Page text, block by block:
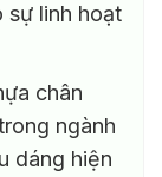
sự linh hoạt
chân
ngành
dáng hiện